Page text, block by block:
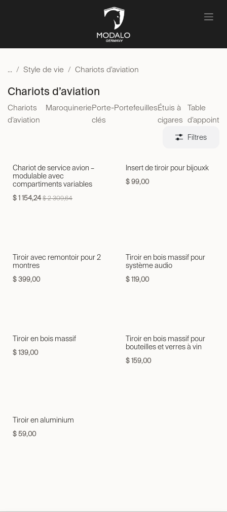
... Style de vie Chariots d’aviation
Chariots d’aviation
Chariots
d’aviation
MaroquineriePorte-
clés
PortefeuillesÉtuis à
cigares
Table
d’appoint
Filtres
Chariot de service avion –
modulable avec
compartiments variables
$1 154,24 $2 309,64
Insert de tiroir pour bijouxk
$99,00
Tiroir avec remontoir pour 2
montres
$399,00
Tiroir en bois massif pour
système audio
$119,00
Tiroir en bois massif
$139,00
Tiroir en bois massif pour
bouteilles et verres à vin
$159,00
Tiroir en aluminium
$59,00